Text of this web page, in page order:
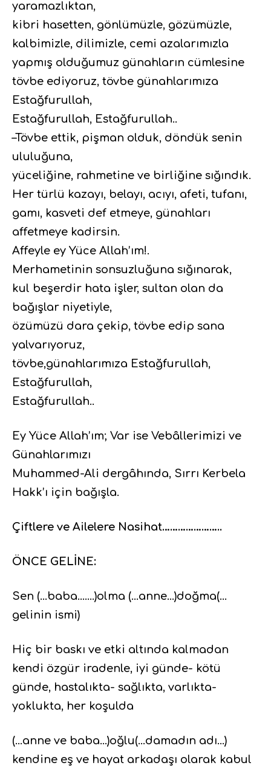
yaramazlıktan,
kibri hasetten, gönlümüzle, gözümüzle,
kalbimizle, dilimizle, cemi azalarımızla
yapmış olduğumuz günahların cümlesine
tövbe ediyoruz, tövbe günahlarımıza
Estağfurullah,
Estağfurullah, Estağfurullah..
–Tövbe ettik, pişman olduk, döndük senin
ululuğuna,
yüceliğine, rahmetine ve birliğine sığındık.
Her türlü kazayı, belayı, acıyı, afeti, tufanı,
gamı, kasveti def etmeye, günahları
affetmeye kadirsin.
Affeyle ey Yüce Allah’ım!.
Merhametinin sonsuzluğuna sığınarak,
kul beşerdir hata işler, sultan olan da
bağışlar niyetiyle,
özümüzü dara çekip, tövbe edip sana
yalvarıyoruz,
tövbe,günahlarımıza Estağfurullah,
Estağfurullah,
Estağfurullah..
Ey Yüce Allah’ım; Var ise Vebâllerimizi ve
Günahlarımızı
Muhammed-Ali dergâhında, Sırrı Kerbela
Hakk’ı için bağışla.
Çiftlere ve Ailelere Nasihat…………………..
ÖNCE GELİNE:
Sen (…baba…….)olma (…anne…)doğma(…
gelinin ismi)
Hiç bir baskı ve etki altında kalmadan
kendi özgür iradenle, iyi günde- kötü
günde, hastalıkta- sağlıkta, varlıkta-
yoklukta, her koşulda
(…anne ve baba…)oğlu(…damadın adı…)
kendine eş ve hayat arkadaşı olarak kabul